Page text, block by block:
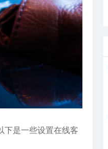
下是一些设置在线客